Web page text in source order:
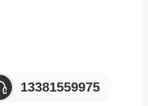
新老客户前来咨询，
13381559975